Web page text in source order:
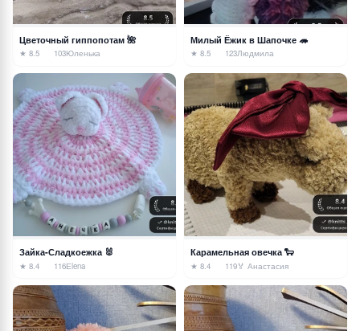
Цветочный гиппопотам 🌺
★ 8.5 103Юленька
Милый Ёжик в Шапочке 🦔
★ 8.5 123Людмила
Зайка-Сладкоежка 🐰
★ 8.4 116Еlena
Карамельная овечка 🐑
★ 8.4 119🏅 Анастасия